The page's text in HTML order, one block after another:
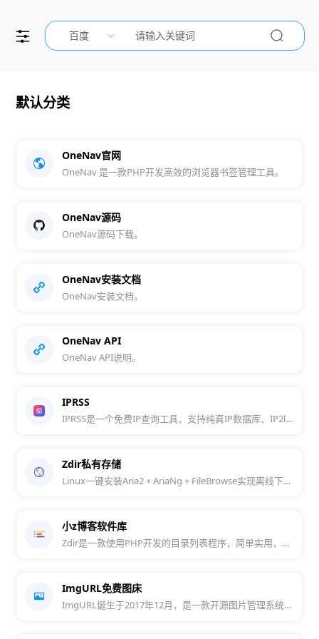
百度
默认分类
OneNav官网
OneNav 是一款PHP开发高效的浏览器书签管理工具。
OneNav源码
OneNav源码下载。
OneNav安装文档
OneNav安装文档。
OneNav API
OneNav API说明。
IPRSS
IPRSS是一个免费IP查询工具，支持纯真IP数据库、IP2location等多种查询结果。
Zdir私有存储
Linux一键安装Aria2 + AriaNg + FileBrowse实现离线下载、文件管理。. Contribute to helloxz/ccaa development by creating an account on GitHub.
小z博客软件库
Zdir是一款使用PHP开发的目录列表程序，简单实用，免费开源。
ImgURL免费图床
ImgURL诞生于2017年12月，是一款开源图片管理系统（简称图床），无需注册即可支持多图上传、粘贴上传、URL上传，图片压缩、图片鉴黄等多种功能，同时也支持自建。